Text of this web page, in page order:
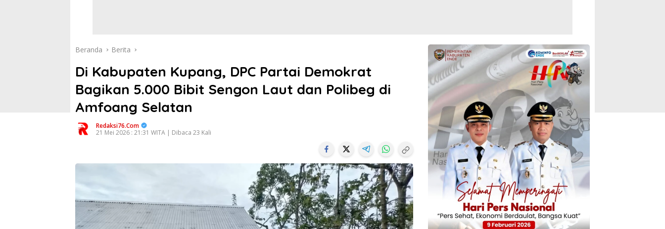
Beranda Berita
Di Kabupaten Kupang, DPC Partai Demokrat
Bagikan 5.000 Bibit Sengon Laut dan Polibeg di
Amfoang Selatan
Redaksi76.com
21 Mei 2026 : 21:31 WITA | Dibaca 23 Kali